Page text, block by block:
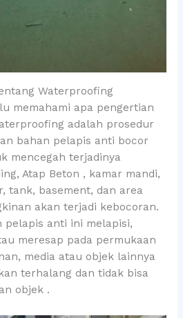
Waterproofing
memahami apa pengertian
adalah prosedur
bahan pelapis anti bocor
mencegah terjadinya
Atap Beton , kamar mandi,
tank, basement, dan area
akan terjadi kebocoran.
pelapis anti ini melapisi,
meresap pada permukaan
media atau objek lainnya
terhalang dan tidak bisa
objek .